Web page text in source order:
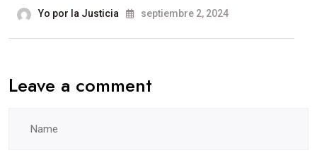
Yo por la Justicia septiembre 2, 2024
Leave a comment